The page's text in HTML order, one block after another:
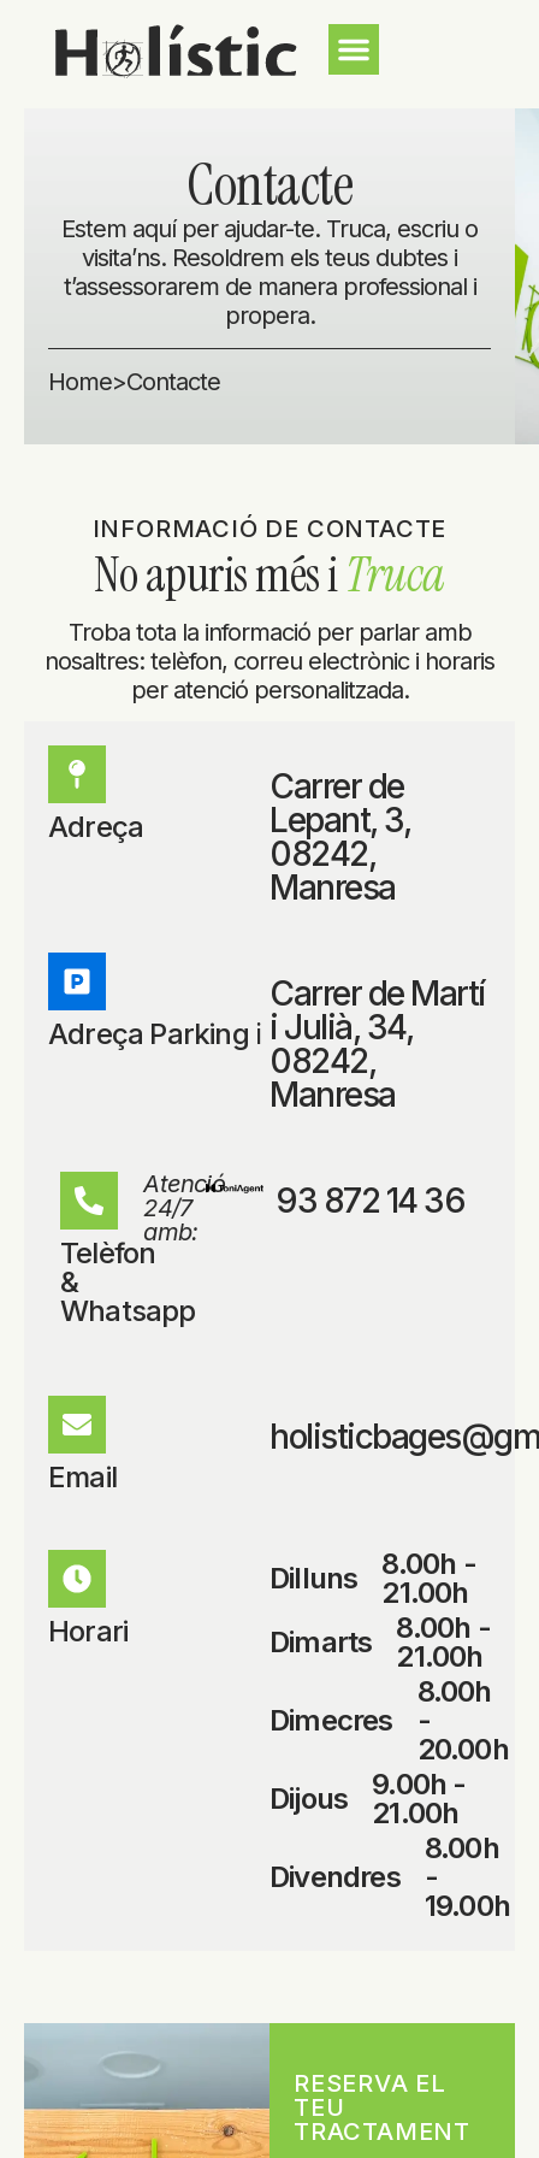
Contacte
Estem aquí per ajudar-te. Truca, escriu o
visita’ns. Resoldrem els teus dubtes i
t’assessorarem de manera professional i
propera.
Home>Contacte
INFORMACIÓ DE CONTACTE
No apuris més iTruca
Troba tota la informació per parlar amb
nosaltres: telèfon, correu electrònic i horaris
per atenció personalitzada.
Adreça
Carrer de
Lepant, 3,
08242,
Manresa
Adreça Parking ℹ
Carrer de Martí
i Julià, 34,
08242,
Manresa
Telèfon
&
Whatsapp
Atenció
24/7
amb:
93 872 14 36
Email
Horari
Dilluns
8.00h -
21.00h
Dimarts
8.00h -
21.00h
Dimecres
8.00h
-
20.00h
Dijous
9.00h -
21.00h
Divendres
8.00h
-
19.00h
RESERVA EL
TEU
TRACTAMENT